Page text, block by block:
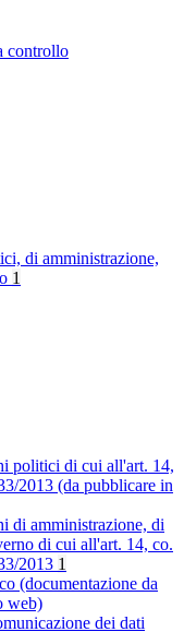
controllo
di amministrazione,
1
politici di cui all'art. 14,
2013 (da pubblicare in
di amministrazione, di
di cui all'art. 14, co.
2013 1
(documentazione da
web)
dei dati